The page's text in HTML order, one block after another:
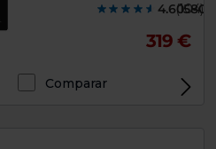
(104)
319 €
Comparar